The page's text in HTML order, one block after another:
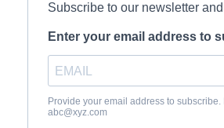
Subscribe to our newsletter
Enter your email address to
Provide your email address to subscribe.
abc@xyz.com